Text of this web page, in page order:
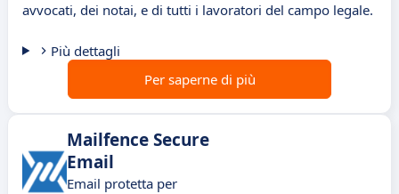
avvocati, dei notai, e di tutti i lavoratori del campo legale.
Più dettagli
Per saperne di più
Mailfence Secure
Email
Email protetta per